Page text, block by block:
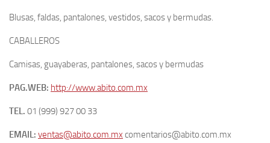
Blusas, faldas, pantalones, vestidos, sacos y bermudas.
CABALLEROS
Camisas, guayaberas, pantalones, sacos y bermudas
PAG.WEB: http://www.abito.com.mx
TEL. 01 (999) 927 00 33
EMAIL: ventas@abito.com.mx comentarios@abito.com.mx